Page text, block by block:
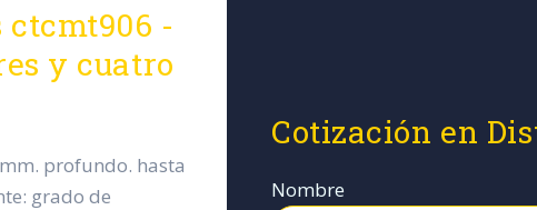
ctcmt906 -
y cuatro
profundo. hasta
grado de
Cotización en
Nombre